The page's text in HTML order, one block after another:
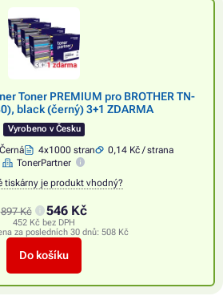
Toner PREMIUM pro BROTHER TN-
black (černý) 3+1 ZDARMA
Vyrobeno v Česku
Černá 4x1000 stran
0,14 Kč / strana
TonerPartner
tiskárny je produkt vhodný?
897 Kč 546 Kč
452 Kč bez DPH
za posledních 30 dnů: 508 Kč
Do košíku